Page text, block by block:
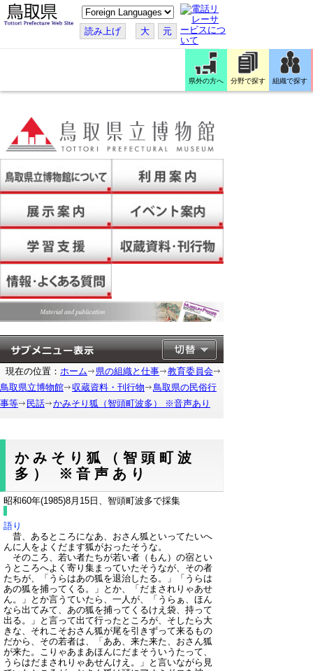
こ
の
ペ
ー
す
読み上げ 大 元
県外の方へ 分野で探す 組織で探す
現在の位置： ホーム 県の組織と仕事
教育委員会
鳥取県立博物館
収蔵資料・刊行物
鳥取県の民俗行
事等
民話 かみそり狐（智頭町波多） ※音声あり
かみそり狐（智頭町波
多） ※音声あり
昭和60年(1985)8月15日、智頭町波多で採集
語り
昔、あるところになあ、おさん狐といってたいへ
んに人をよくだます狐がおったそうな。
そのころ、若い者たちが若い者（もん）の宿とい
うところへよく寄り集まっていたそうなが、その者
たちが、「うらはあの狐を退治したる。」「うらは
あの狐を捕ってくる。」とか、「だまされりゃあせ
ん。」とか言うていたら、一人が、「うらぁ、ほん
なら出てみて、あの狐を捕ってくるけえ袋、持って
出る。」と言って出て行ったところが、そしたら大
きな、それこそおさん狐が尾を引きずって来るもの
だから、その若者は、「ああ、来た来た、おさん狐
が来た。こりゃあまあほんにだまそういうたって、
うらはだまされりゃあせんけえ。」と言いながら見